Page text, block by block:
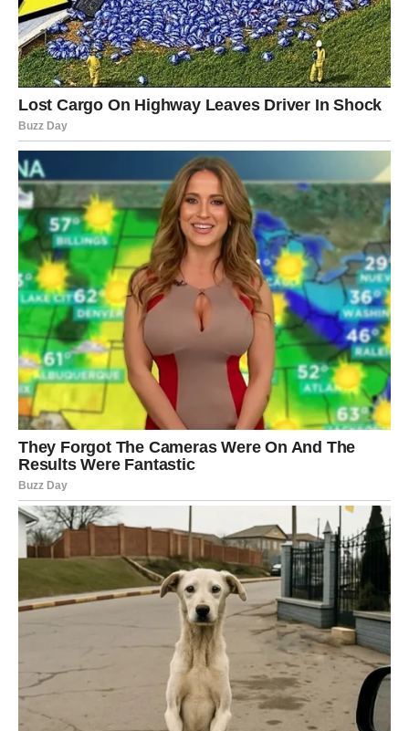
Ovo je dan kada ponos treba ostaviti po strani. Ako vam je
stalo do nekoga, pokažite to.
Ako ste u vezi, partner može pokazati da želi ozbiljnije
planove sa vama. Neki Lavovi bi mogli razgovarati o
zajedničkoj budućnosti, putovanju ili čak preseljenju.
Slobodni Lavovi mogli bi upoznati nekoga ko će ih
fascinirati svojom energijom i harizmom.
Devica
Device su često oprezne kada su emocije u pitanju, ali 9.
mart može ih naterati da izađu iz svoje zone komfora.
Postoji velika mogućnost da vam neko prizna osećanja
koja dugo skriva. Ovo može biti osoba iz vašeg poslovnog
ili prijateljskog okruženja.
Ako ste u vezi, vaš odnos može dobiti novu dimenziju
kroz iskren razgovor o emocijama i planovima za
budućnost.
Slobodne Device bi mogle shvatiti da osoba koju su do
sada gledale samo kao prijatelja zapravo ima mnogo
dublja osećanja prema njima.
Vaga
Za Vage 9. mart donosi romantičnu energiju i mogućnost